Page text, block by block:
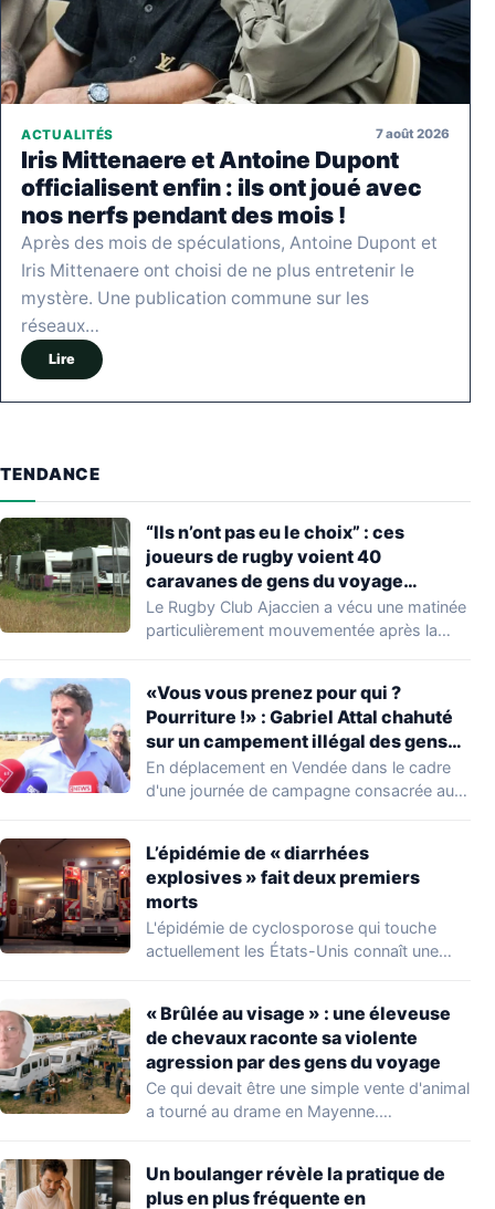
ACTUALITÉS 7 août 2026
Iris Mittenaere et Antoine Dupont
officialisent enfin : ils ont joué avec
nos nerfs pendant des mois !
Après des mois de spéculations, Antoine Dupont et
Iris Mittenaere ont choisi de ne plus entretenir le
mystère. Une publication commune sur les
réseaux…
Lire
TENDANCE
“Ils n’ont pas eu le choix” : ces
joueurs de rugby voient 40
caravanes de gens du voyage
s’installer dans leur stade, ils les
délogent en moins d’1 heure
Le Rugby Club Ajaccien a vécu une matinée
particulièrement mouvementée après la
«Vous vous prenez pour qui ?
Pourriture !» : Gabriel Attal chahuté
sur un campement illégal des gens
du voyage
En déplacement en Vendée dans le cadre
d'une journée de campagne consacrée aux
L’épidémie de « diarrhées
explosives » fait deux premiers
morts
L'épidémie de cyclosporose qui touche
actuellement les États-Unis connaît une
« Brûlée au visage » : une éleveuse
de chevaux raconte sa violente
agression par des gens du voyage
Ce qui devait être une simple vente d'animal
a tourné au drame en Mayenne.…
Un boulanger révèle la pratique de
plus en plus fréquente en